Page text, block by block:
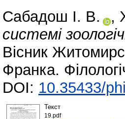
Сабадош І. В. ,
системі
Вісник
Франка.
DOI: 10.35433/
Текст
19.pdf